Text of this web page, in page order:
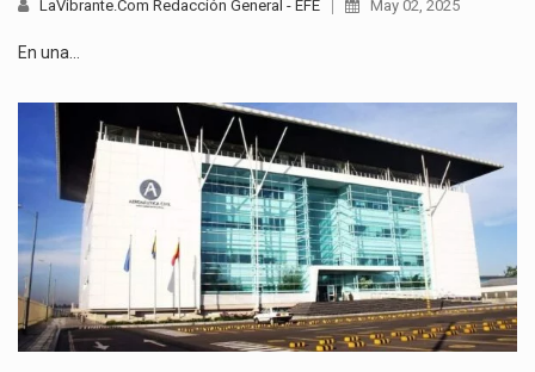
LaVibrante.Com Redacción General - EFE May 02, 2025
En una…